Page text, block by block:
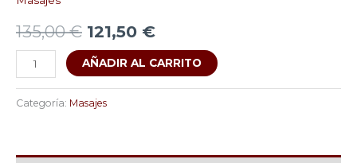
135,00€ 121,50 €
AÑADIR AL CARRITO
Categoría: Masajes